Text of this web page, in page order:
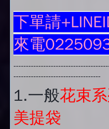
下單請
來電
-----------------------------------
1.一般花束
美提袋